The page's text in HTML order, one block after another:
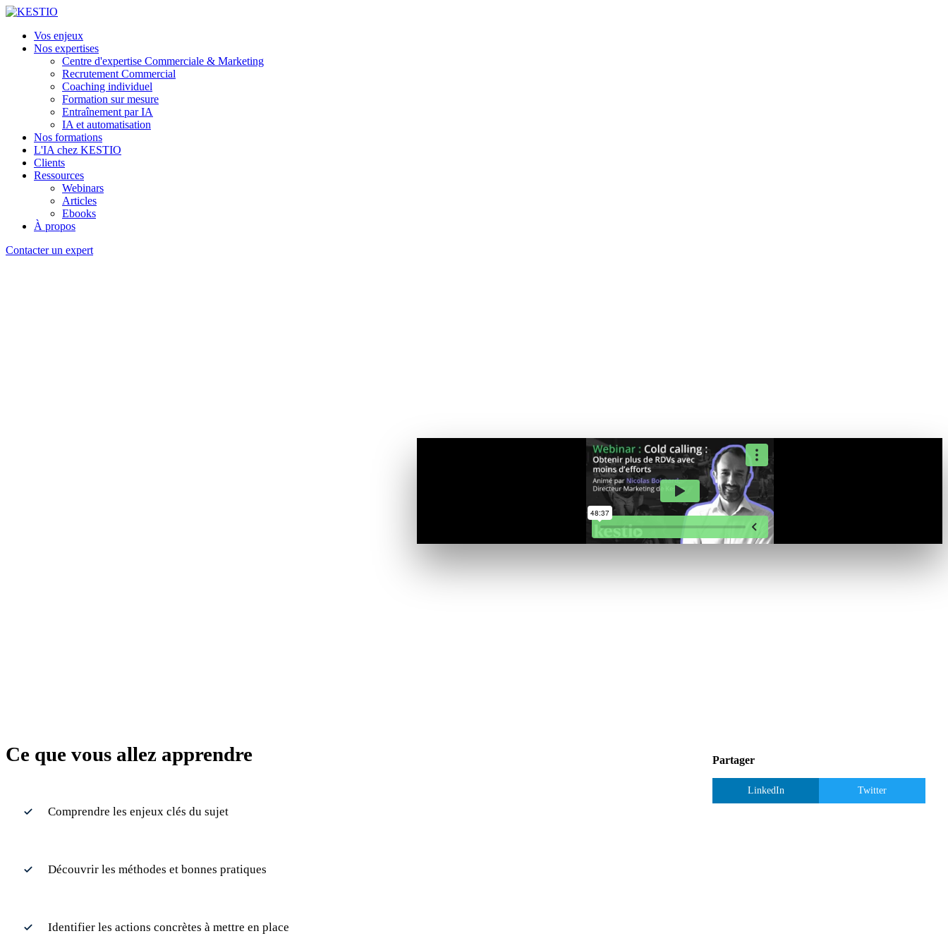
Vos enjeux
Nos expertises
Centre d'expertise Commerciale & Marketing
Recrutement Commercial
Coaching individuel
Formation sur mesure
Entraînement par IA
IA et automatisation
Nos formations
L'IA chez KESTIO
Clients
Ressources
Webinars
Articles
Ebooks
À propos
Contacter un expert
Ce que vous allez apprendre
Comprendre les enjeux clés du sujet
Découvrir les méthodes et bonnes pratiques
Identifier les actions concrètes à mettre en place
Partager
LinkedIn Twitter